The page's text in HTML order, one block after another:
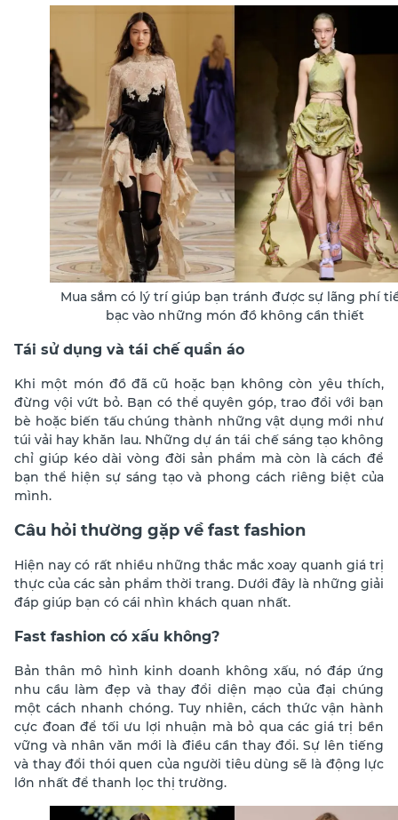
Mua sắm có lý trí giúp bạn tránh được sự lãng phí
bạc vào những món đồ không cần thiết
Tái sử dụng và tái chế quần áo
Khi một món đồ đã cũ hoặc bạn không còn yêu thích,
đừng vội vứt bỏ. Bạn có thể quyên góp, trao đổi với bạn
bè hoặc biến tấu chúng thành những vật dụng mới như
túi vải hay khăn lau. Những dự án tái chế sáng tạo không
chỉ giúp kéo dài vòng đời sản phẩm mà còn là cách để
bạn thể hiện sự sáng tạo và phong cách riêng biệt của
mình.
Câu hỏi thường gặp về fast fashion
Hiện nay có rất nhiều những thắc mắc xoay quanh giá trị
thực của các sản phẩm thời trang. Dưới đây là những giải
đáp giúp bạn có cái nhìn khách quan nhất.
Fast fashion có xấu không?
Bản thân mô hình kinh doanh không xấu, nó đáp ứng
nhu cầu làm đẹp và thay đổi diện mạo của đại chúng
một cách nhanh chóng. Tuy nhiên, cách thức vận hành
cực đoan để tối ưu lợi nhuận mà bỏ qua các giá trị bền
vững và nhân văn mới là điều cần thay đổi. Sự lên tiếng
và thay đổi thói quen của người tiêu dùng sẽ là động lực
lớn nhất để thanh lọc thị trường.